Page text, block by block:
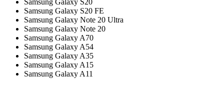
Samsung Galaxy S20
Samsung Galaxy S20 FE
Samsung Galaxy Note 20 Ultra
Samsung Galaxy Note 20
Samsung Galaxy A70
Samsung Galaxy A54
Samsung Galaxy A35
Samsung Galaxy A15
Samsung Galaxy A11